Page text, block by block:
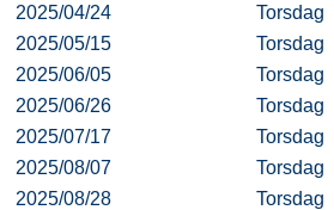
2025/04/24
Torsdag
2025/05/15
Torsdag
2025/06/05
Torsdag
2025/06/26
Torsdag
2025/07/17
Torsdag
2025/08/07
Torsdag
2025/08/28
Torsdag